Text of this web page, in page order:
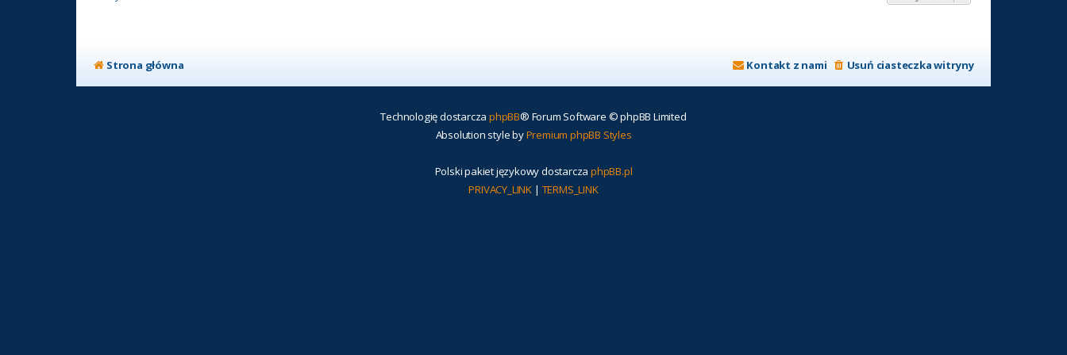
Strona główna Usuń ciasteczka witryny
Kontakt z nami
Technologię dostarcza phpBB® Forum Software © phpBB Limited
Absolution style byPremium phpBB Styles
Polski pakiet językowy dostarcza phpBB.pl
PRIVACY_LINK | TERMS_LINK